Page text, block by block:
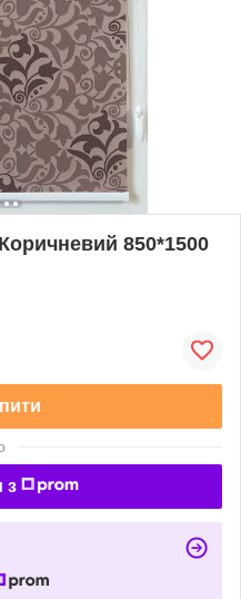
850*1500
з